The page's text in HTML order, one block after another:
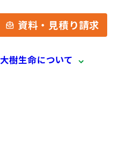
資料・見積り請求
大樹生命について